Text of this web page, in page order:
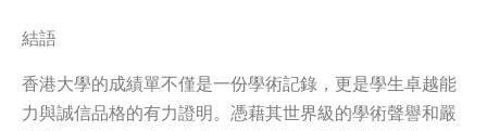
結語
香港大學的成績單不僅是一份學術記錄，更是學生卓越能
力與誠信品格的有力證明。憑藉其世界級的學術聲譽和嚴